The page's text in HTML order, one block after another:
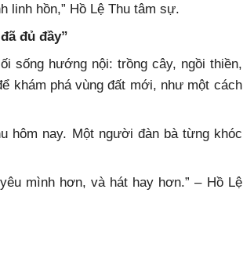
linh hồn,” Hồ Lệ Thu tâm sự.
đủ đầy”
sống hướng nội: trồng cây, ngồi thiền,
khám phá vùng đất mới, như một cách
hôm nay. Một người đàn bà từng khóc
mình hơn, và hát hay hơn.” – Hồ Lệ